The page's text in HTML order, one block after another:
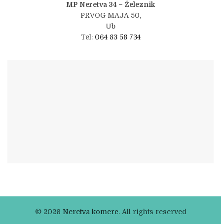
MP Neretva 34 – Železnik
PRVOG MAJA 50,
Ub
Tel: 064 83 58 734
© 2026 Neretva komerc. All rights reserved